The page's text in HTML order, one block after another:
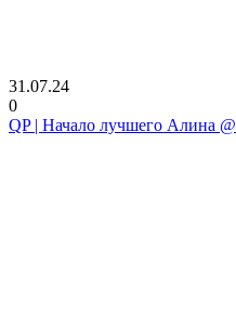
31.07.24
0
QP | Начало лучшего Алина